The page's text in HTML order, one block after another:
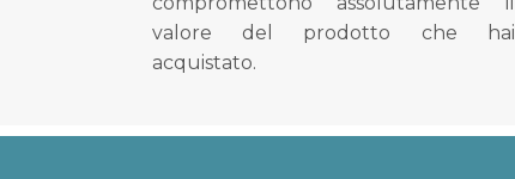
valore del prodotto che hai
acquistato.